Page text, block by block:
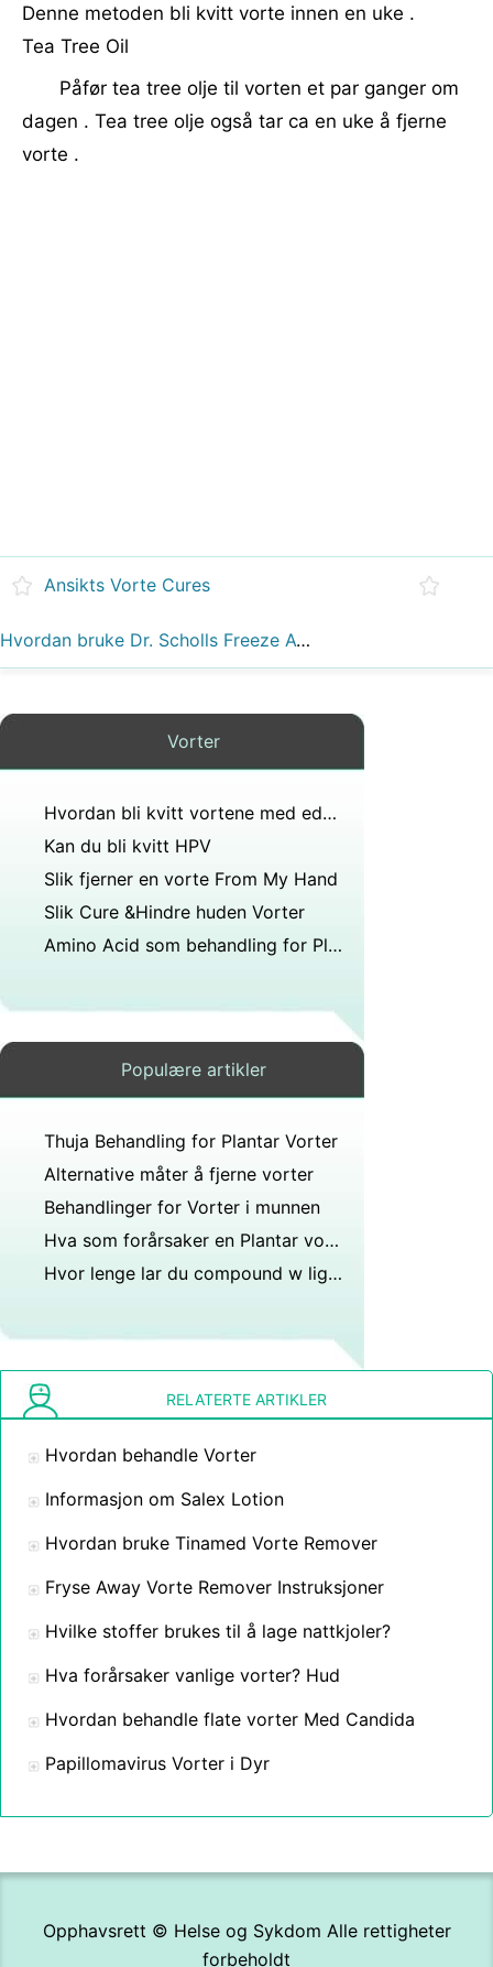
Denne metoden bli kvitt vorte innen en uke .
Tea Tree Oil
Påfør tea tree olje til vorten et par ganger om
dagen . Tea tree olje også tar ca en uke å fjerne
vorte .
Ansikts Vorte Cures
Hvordan bruke Dr. Scholls Freeze Away Vorte Remover
Vorter
Hvordan bli kvitt vortene med eddik
Kan du bli kvitt HPV
Slik fjerner en vorte From My Hand
Slik Cure &Hindre huden Vorter
Amino Acid som behandling for Plantar Vorter
Populære artikler
Thuja Behandling for Plantar Vorter
Alternative måter å fjerne vorter
Behandlinger for Vorter i munnen
Hva som forårsaker en Plantar vorte
Hvor lenge lar du compound w ligge på vorten etter påføring?
RELATERTE ARTIKLER
Hvordan behandle Vorter
Informasjon om Salex Lotion
Hvordan bruke Tinamed Vorte Remover
Fryse Away Vorte Remover Instruksjoner
Hvilke stoffer brukes til å lage nattkjoler?
Hva forårsaker vanlige vorter? Hud
Hvordan behandle flate vorter Med Candida
Papillomavirus Vorter i Dyr
Opphavsrett © Helse og Sykdom Alle rettigheter
forbeholdt